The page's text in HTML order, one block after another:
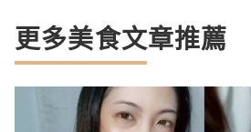
更多美食文章推薦